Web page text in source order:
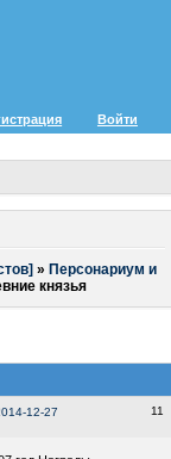
Войти
» Персонариум и
князья
11
12-27